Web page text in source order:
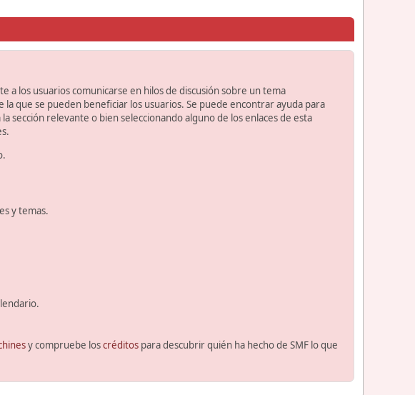
los usuarios comunicarse en hilos de discusión sobre un tema
que se pueden beneficiar los usuarios. Se puede encontrar ayuda para
sección relevante o bien seleccionando alguno de los enlaces de esta
y temas.
y compruebe loscréditos para descubrir quién ha hecho de SMF lo que